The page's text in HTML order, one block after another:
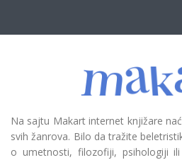
Na sajtu Makart internet knjižare
svih žanrova. Bilo da tražite
o umetnosti, filozofiji, psihologiji